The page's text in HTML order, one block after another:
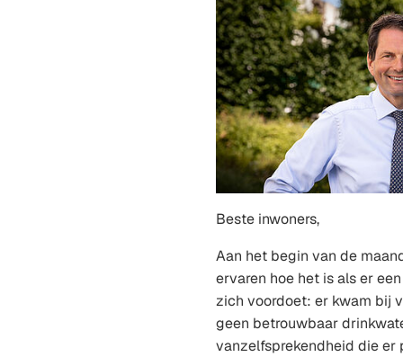
Beste inwoners,
Aan het begin van de
ervaren hoe het is als er
zich voordoet: er kwam bij
geen betrouwbaar
vanzelfsprekendheid die er